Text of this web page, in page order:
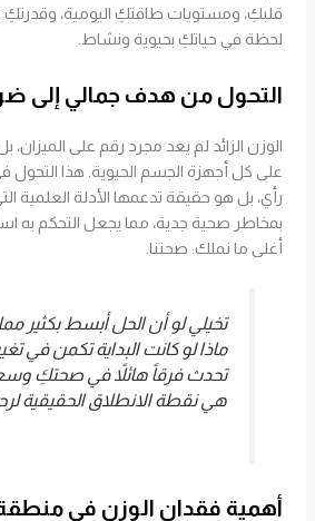
قلبكِ، ومستويات طاقتكِ اليومية، وقدرتكِ
لحظة في حياتكِ بحيوية ونشاط.
التحول من هدف جمالي إلى
الوزن الزائد لم يعد مجرد رقم على
على كل أجهزة الجسم الحيوية. هذا
رأي، بل هو حقيقة تدعمها الأدلة العلمية
بمخاطر صحية جدية، مما يجعل التحكم به
أغلى ما نملك: صحتنا.
تخيلي لو أن الحل أبسط بكثير
ماذا لو كانت البداية تكمن في
تحدث فرقاً هائلاً في صحتكِ
هي نقطة الانطلاق الحقيقية
أهمية فقدان الوزن في منطقة